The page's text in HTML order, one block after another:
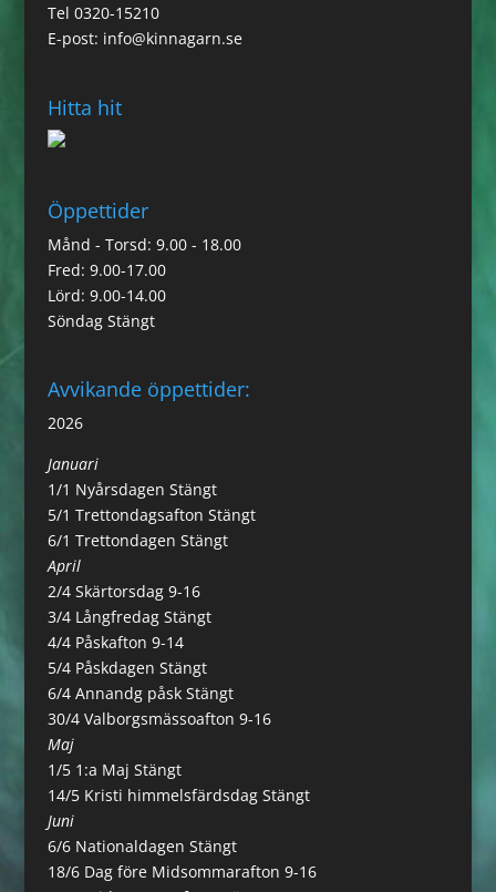
Tel 0320-15210
E-post: info@kinnagarn.se
Hitta hit
Öppettider
Månd - Torsd: 9.00 - 18.00
Fred: 9.00-17.00
Lörd: 9.00-14.00
Söndag Stängt
Avvikande öppettider:
2026
Januari
1/1 Nyårsdagen Stängt
5/1 Trettondagsafton Stängt
6/1 Trettondagen Stängt
April
2/4 Skärtorsdag 9-16
3/4 Långfredag Stängt
4/4 Påskafton 9-14
5/4 Påskdagen Stängt
6/4 Annandg påsk Stängt
30/4 Valborgsmässoafton 9-16
Maj
1/5 1:a Maj Stängt
14/5 Kristi himmelsfärdsdag Stängt
Juni
6/6 Nationaldagen Stängt
18/6 Dag före Midsommarafton 9-16